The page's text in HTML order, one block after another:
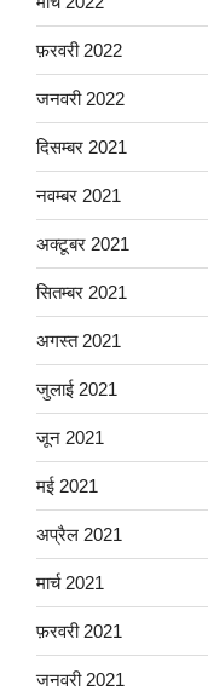
फ़रवरी 2022
जनवरी 2022
दिसम्बर 2021
नवम्बर 2021
अक्टूबर 2021
सितम्बर 2021
अगस्त 2021
जुलाई 2021
जून 2021
मई 2021
अप्रैल 2021
मार्च 2021
फ़रवरी 2021
जनवरी 2021